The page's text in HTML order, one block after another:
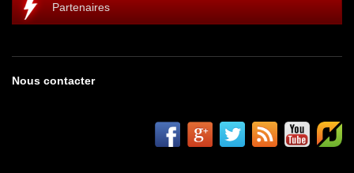
Partenaires
Nous contacter